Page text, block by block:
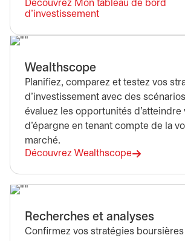
Découvrez Mon tableau de bord
d’investissement
Wealthscope
Planifiez, comparez et testez vos
d’investissement avec des
évaluez les opportunités
d'épargne en tenant compte de la
marché.
Découvrez Wealthscope
Recherches et analyses
Confirmez vos stratégies